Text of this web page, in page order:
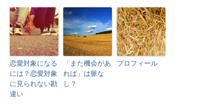
恋愛対象になる
には？恋愛対象
に見られない勘
違い
「また機会があ
れば」は脈な
し？
プロフィール